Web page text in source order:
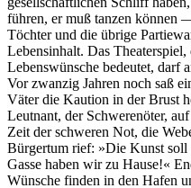
führen, er muß tanzen können
Töchter und die übrige
Lebensinhalt. Das
Lebenswünsche bedeutet, darf
Vor zwanzig Jahren noch saß
Väter die Kaution in der Brust
Leutnant, der Schwerenöter,
Zeit der schweren Not, die
Bürgertum rief: »Die Kunst soll
Gasse haben wir zu Hause!«
Wünsche finden in den Hafen